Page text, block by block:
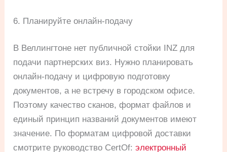
6. Планируйте онлайн-подачу
В Веллингтоне нет публичной стойки INZ для
подачи партнерских виз. Нужно планировать
онлайн-подачу и цифровую подготовку
документов, а не встречу в городском офисе.
Поэтому качество сканов, формат файлов и
единый принцип названий документов имеют
значение. По форматам цифровой доставки
смотрите руководство CertOf:электронный